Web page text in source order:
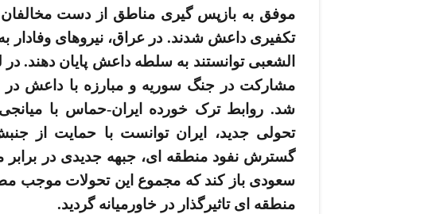
موفق به بازپس ­گیری مناطق از دست
الشعبی توانستند به سلطه داعش پایان دهند.
مشارکت در جنگ سوریه و مبارزه با داعش
شد. روابط ترک خورده ایران-حماس با
تحولی جدید، ایران توانست با حمایت از
گسترش نفود منطقه ­ای، جبهه جدیدی در
سعودی باز کند که مجموع این تحولات موجب
منطقه ­ای تاثیرگذار در خاورمیانه گردید.